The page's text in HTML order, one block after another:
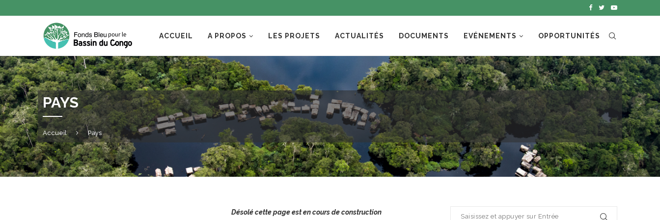
ACCUEIL A PROPOS LES PROJETS ACTUALITÉS DOCUMENTS EVÉNEMENTS OPPORTUNITÉS
PAYS
Accueil Pays
Désolé cette page est en cours de construction